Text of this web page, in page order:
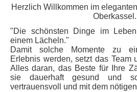
Herzlich Willkommen im
Oberkassel.
"Die schönsten Dinge im
einem Lächeln."
Damit solche Momente zu
Erlebnis werden, setzt das Team
Alles daran, das Beste für Ihre
sie dauerhaft gesund und
vertrauensvoll und mit dem